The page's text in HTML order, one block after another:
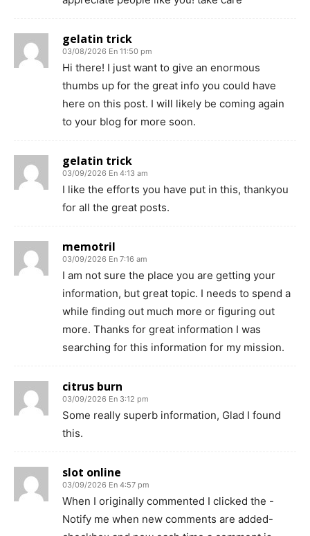
gelatin trick
03/08/2026 En 11:50 pm
Hi there! I just want to give an enormous
thumbs up for the great info you could have
here on this post. I will likely be coming again
to your blog for more soon.
gelatin trick
03/09/2026 En 4:13 am
I like the efforts you have put in this, thankyou
for all the great posts.
memotril
03/09/2026 En 7:16 am
I am not sure the place you are getting your
information, but great topic. I needs to spend a
while finding out much more or figuring out
more. Thanks for great information I was
searching for this information for my mission.
citrus burn
03/09/2026 En 3:12 pm
Some really superb information, Glad I found
this.
slot online
03/09/2026 En 4:57 pm
When I originally commented I clicked the -
Notify me when new comments are added-